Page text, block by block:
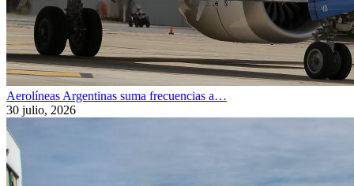
Aerolíneas Argentinas suma frecuencias a…
30 julio, 2026